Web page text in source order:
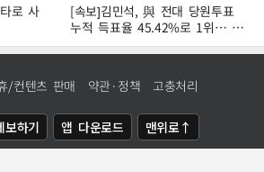
로 사
[속보]김민석, 與 전대 당원투표
누적 득표율 45.42%로 1위… 정
청래 44.56%
/컨텐츠 판매 약관·정책 고충처리
보하기 앱 다운로드 맨위로↑